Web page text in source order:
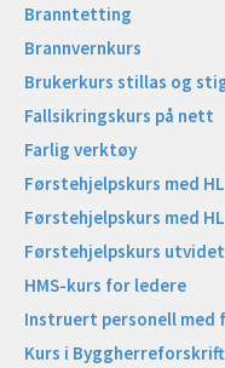
Branntetting
Brannvernkurs
Brukerkurs stillas og
Fallsikringskurs på nett
Farlig verktøy
Førstehjelpskurs med
Førstehjelpskurs med
Førstehjelpskurs utvidet
HMS-kurs for ledere
Instruert personell med
Kurs i